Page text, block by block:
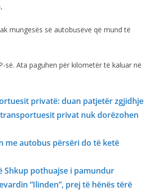
mungesës së autobusëve që mund të
Ata paguhen për kilometër të kaluar në
privatë: duan patjetër zgjidhje
privat nuk dorëzohen
me autobus përsëri do të ketë
pothuajse i pamundur
“Ilinden”, prej të hënës tërë